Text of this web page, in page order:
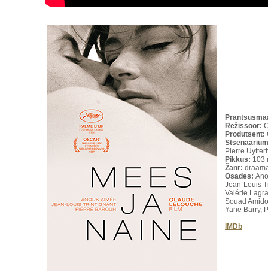
Režissöör:
Produtsent:
Pierre
Pikkus: 103
Žanr:
Osades:
Jean-Louis
Valérie
Souad
Yane Barry,
IMDb